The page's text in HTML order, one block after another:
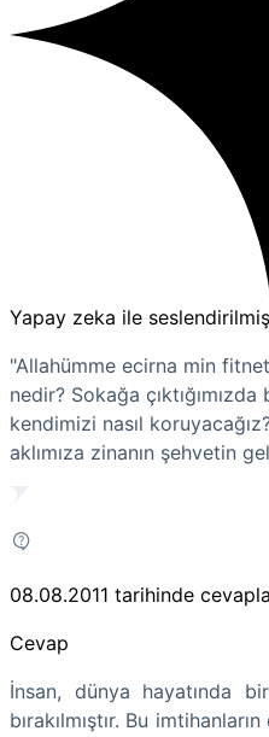
Yapay zeka ile
"Allahümme ecirna min
nedir? Sokağa
kendimizi nasıl
aklımıza zinanın şehvetin
08.08.2011 tarihinde
Cevap
İnsan, dünya hayatında
bırakılmıştır. Bu